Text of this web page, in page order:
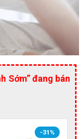
Sớm” đang bán
-31%